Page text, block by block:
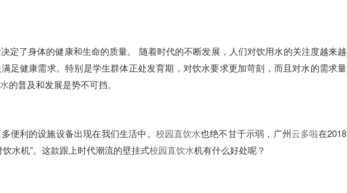
定了身体的健康和生命的质量。 随着时代的不断发展，人们对饮用水的关注度越来越
足健康需求。特别是学生群体正处发育期，对饮水要求更加苛刻，而且对水的需求量
的普及和发展是势不可挡。
便利的设施设备出现在我们生活中。 校园直饮水也绝不甘于示弱，广州云多啦在2018
水机”。这款跟上时代潮流的壁挂式校园直饮水机有什么好处呢？